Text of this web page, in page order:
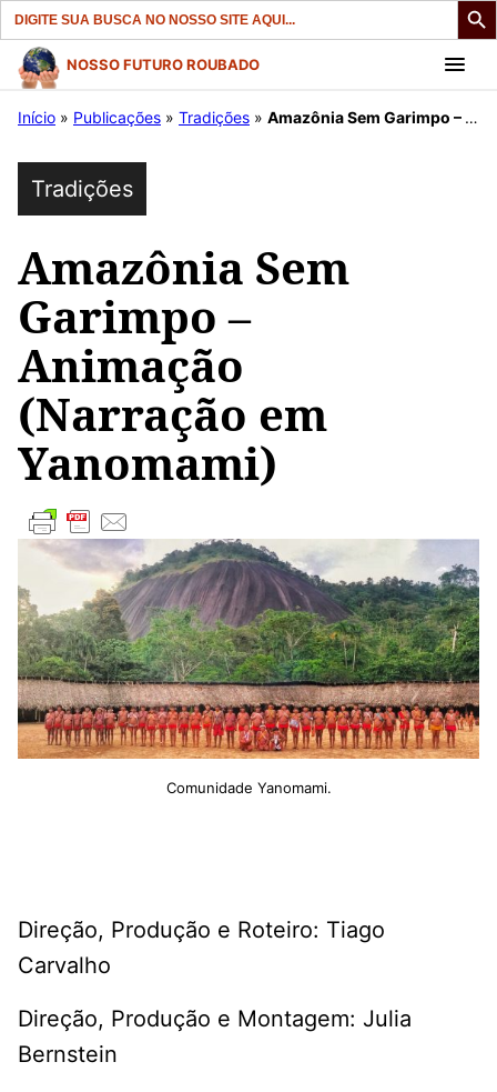
Search
for:
Pular
para
conteúdo
NOSSO FUTURO ROUBADO
Início » Publicações » Tradições » Amazônia Sem Garimpo – Animação (Narração em Yanomami)
Tradições
Amazônia Sem
Garimpo –
Animação
(Narração em
Yanomami)
Comunidade Yanomami.
Direção, Produção e Roteiro: Tiago
Carvalho
Direção, Produção e Montagem: Julia
Bernstein